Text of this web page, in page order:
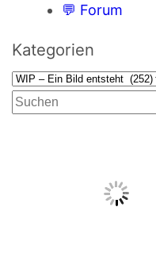
💬 Forum
Kategorien
S